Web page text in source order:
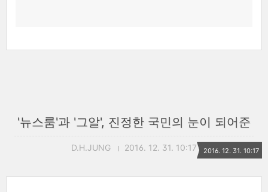
'뉴스룸'과 '그알', 진정한 국민의 눈이 되어준
D.H.JUNG 2016. 12. 31. 10:17 2016. 12. 31. 10:17